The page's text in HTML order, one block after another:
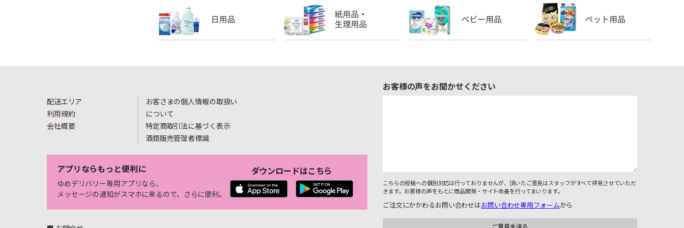
配送エリア
利用規約
会社概要
お客さまの個人情報の取扱い
について
特定商取引法に基づく表示
酒類販売管理者標識
アプリならもっと便利に
ゆめデリバリー専用アプリなら、
メッセージの通知がスマホに来るので、さらに便利。
ダウンロードはこちら
お客様の声をお聞かせください
こちらの投稿への個別対応は行っておりませんが、頂いたご意見はスタッフがすべて拝見させていただ
きます。お客様の声をもとに商品開発・サイト改善を行ってまいります。
ご注文にかかわるお問い合わせはお問い合わせ専用フォームから